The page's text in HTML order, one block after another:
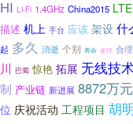
HI Li-Fi 1.4GHz China2015
描述 机上 手台 应该 架设 什
起 多久 消逝 个别 寿命 途径 合理
川 巴蜀 惊艳 拓展 无线技
制 产业链 新进展 8872万元
位 庆祝活动 工程项目 胡